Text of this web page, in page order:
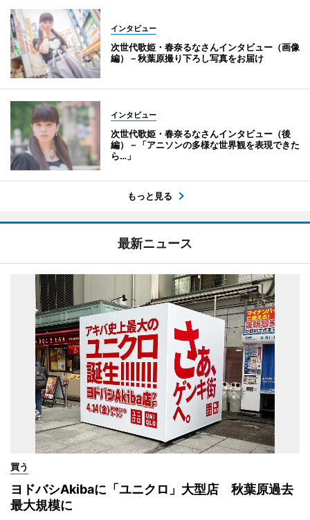
インタビュー
次世代歌姫・春奈るなさんインタビュー（画像
編）－秋葉原撮り下ろし写真をお届け
インタビュー
次世代歌姫・春奈るなさんインタビュー（後
編）－「アニソンの多様な世界観を表現できた
ら…」
もっと見る
最新ニュース
買う
ヨドバシAkibaに「ユニクロ」大型店 秋葉原過去
最大規模に